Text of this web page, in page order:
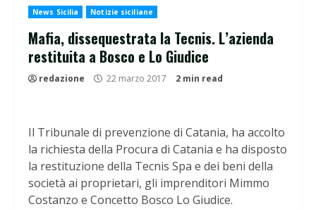
News Sicilia Notizie siciliane
Mafia, dissequestrata la Tecnis. L’azienda
restituita a Bosco e Lo Giudice
redazione 22 marzo 2017 2 min read
Il Tribunale di prevenzione di Catania, ha accolto
la richiesta della Procura di Catania e ha disposto
la restituzione della Tecnis Spa e dei beni della
società ai proprietari, gli imprenditori Mimmo
Costanzo e Concetto Bosco Lo Giudice.